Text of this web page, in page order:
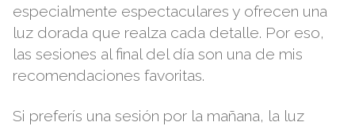
especialmente espectaculares y ofrecen una
luz dorada que realza cada detalle. Por eso,
las sesiones al final del día son una de mis
recomendaciones favoritas.
Si preferís una sesión por la mañana, la luz